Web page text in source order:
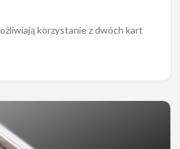
korzystanie z dwóch kart